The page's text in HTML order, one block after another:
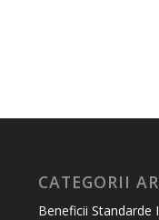
CATEGORII
Beneficii Standarde